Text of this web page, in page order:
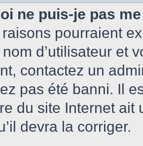
ne puis-je pas
pourraient
d’utilisateur et
contactez un
pas été banni. Il
du site Internet
devra la corriger.